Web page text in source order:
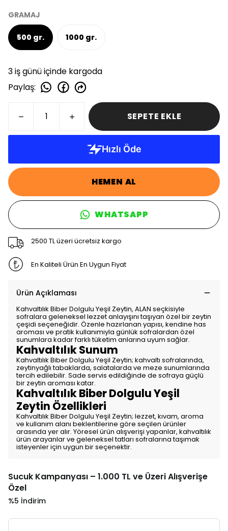
GRAMAJ
500 gr. 1000 gr.
3 iş günü içinde kargoda
Paylaş:
SEPETE EKLE
HEMEN AL
WHATSAPP
2500 TL üzeri ücretsiz kargo
En Kaliteli Ürün En Uygun Fiyat
Ürün Açıklaması
Kahvaltılık Biber Dolgulu Yeşil Zeytin, ALAN seçkisiyle
sofralara geleneksel lezzet anlayışını taşıyan özel bir zeytin
çeşidi seçeneğidir. Özenle hazırlanan yapısı, kendine has
aroması ve pratik kullanımıyla günlük sofralardan özel
sunumlara kadar farklı tüketim anlarına uyum sağlar.
Kahvaltılık Sunum
Kahvaltılık Biber Dolgulu Yeşil Zeytin; kahvaltı sofralarında,
zeytinyağlı tabaklarda, salatalarda ve meze sunumlarında
tercih edilebilir. Sade servis edildiğinde de sofraya güçlü
bir zeytin aroması katar.
Kahvaltılık Biber Dolgulu Yeşil
Zeytin Özellikleri
Kahvaltılık Biber Dolgulu Yeşil Zeytin; lezzet, kıvam, aroma
ve kullanım alanı beklentilerine göre seçilen ürünler
arasında yer alır. Yöresel ürün alışverişi yapanlar, kahvaltılık
ürün arayanlar ve geleneksel tatları sofralarına taşımak
isteyenler için uygun bir seçenektir.
Sucuk Kampanyası – 1.000 TL ve Üzeri Alışverişe
Özel
%5 İndirim